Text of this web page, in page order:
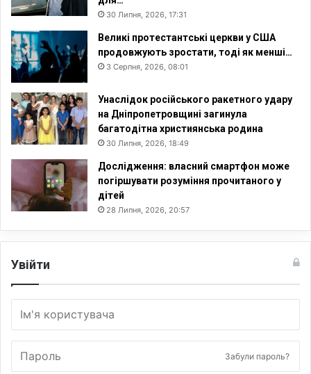
30 Липня, 2026, 17:31
Великі протестантські церкви у США
продовжують зростати, тоді як менші…
3 Серпня, 2026, 08:01
Унаслідок російського ракетного удару
на Дніпропетровщині загинула
багатодітна християнська родина
30 Липня, 2026, 18:49
Дослідження: власний смартфон може
погіршувати розуміння прочитаного у
дітей
28 Липня, 2026, 20:57
Увійти
Забули пароль?